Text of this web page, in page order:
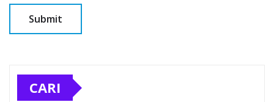
CARI